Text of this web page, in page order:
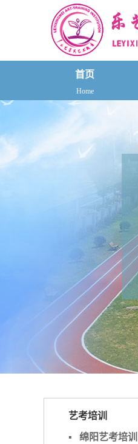
首页
Home
艺考培训
▪ 绵阳艺考培训